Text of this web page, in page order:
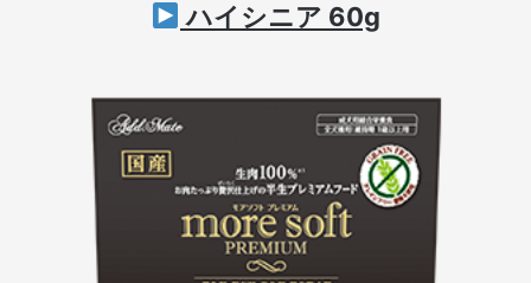
ハイシニア 60g